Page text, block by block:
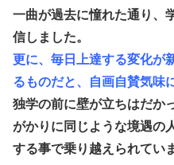
一曲が過去に憧れた通り、
信しました。
更に、毎日上達する変化が
るものだと、自画自賛気味
独学の前に壁が立ちはだか
がかりに同じような境遇の
する事で乗り越えられてい